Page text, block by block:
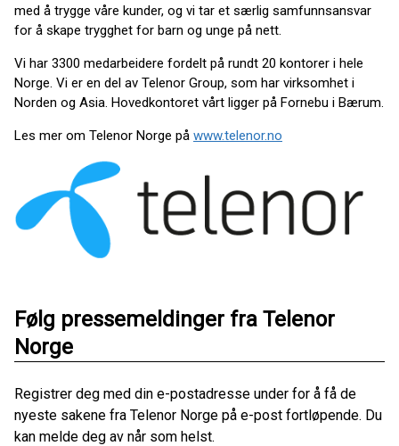
med å trygge våre kunder, og vi tar et særlig samfunnsansvar
for å skape trygghet for barn og unge på nett.
Vi har 3300 medarbeidere fordelt på rundt 20 kontorer i hele
Norge. Vi er en del av Telenor Group, som har virksomhet i
Norden og Asia. Hovedkontoret vårt ligger på Fornebu i Bærum.
Les mer om Telenor Norge på www.telenor.no
Følg pressemeldinger fra Telenor
Norge
Registrer deg med din e-postadresse under for å få de
nyeste sakene fra Telenor Norge på e-post fortløpende. Du
kan melde deg av når som helst.